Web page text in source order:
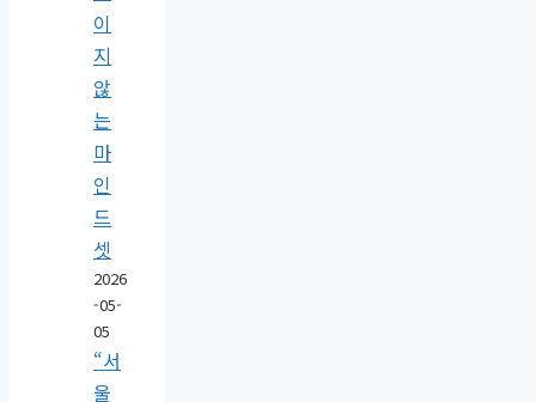
이
지
않
는
마
인
드
셋
2026
-05-
05
“서
울